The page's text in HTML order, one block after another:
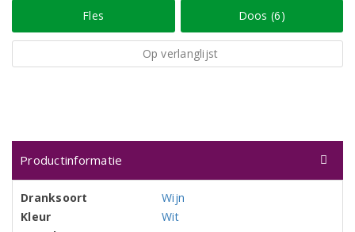
Fles Doos (6)
Op verlanglijst
Productinformatie
Dranksoort
Wijn
Kleur
Wit